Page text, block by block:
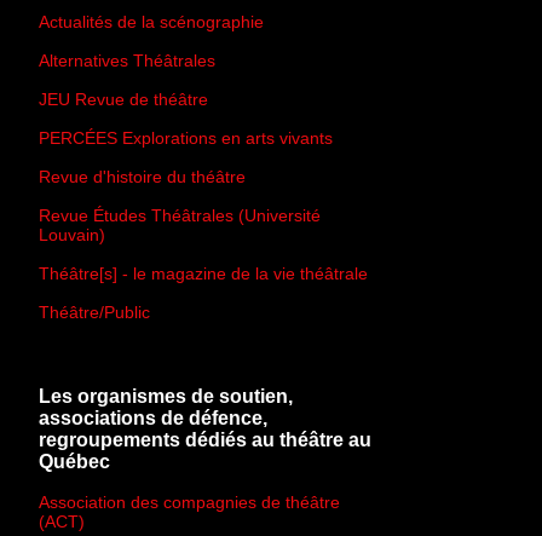
Actualités de la scénographie
Alternatives Théâtrales
JEU Revue de théâtre
PERCÉES Explorations en arts vivants
Revue d'histoire du théâtre
Revue Études Théâtrales (Université
Louvain)
Théâtre[s] - le magazine de la vie théâtrale
Théâtre/Public
Les organismes de soutien,
associations de défence,
regroupements dédiés au théâtre au
Québec
Association des compagnies de théâtre
(ACT)